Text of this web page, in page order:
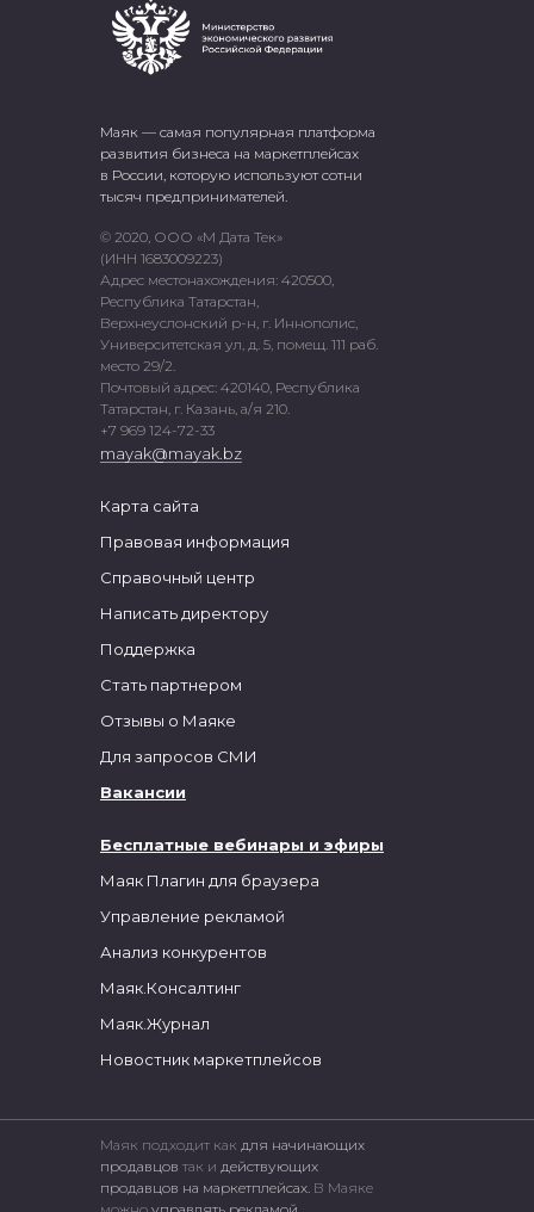
Маяк — самая популярная платформа
развития бизнеса на маркетплейсах
в России, которую используют сотни
тысяч предпринимателей.
© 2020, ООО «М Дата Тек»
(ИНН 1683009223)
Адрес местонахождения: 420500,
Республика Татарстан,
Верхнеуслонский р-н, г. Иннополис,
Университетская ул, д. 5, помещ. 111 раб.
место 29/2.
Почтовый адрес: 420140, Республика
Татарстан, г. Казань, а/я 210.
+7 969 124-72-33
mayak@mayak.bz
Бесплатные вебинары и эфиры
Маяк Плагин для браузера
Управление рекламой
Анализ конкурентов
Маяк.Консалтинг
Маяк.Журнал
Новостник маркетплейсов
Карта сайта
Правовая информация
Справочный центр
Написать директору
Поддержка
Стать партнером
Отзывы о Маяке
Для запросов СМИ
Вакансии
Маяк подходит как для начинающих
продавцов так и действующих
продавцов на маркетплейсах. В Маяке